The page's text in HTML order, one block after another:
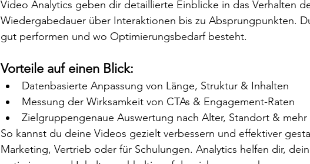
Video Analytics geben dir detaillierte Einblicke in das Verhalten
Wiedergabedauer über Interaktionen bis zu Absprungpunkten.
gut performen und wo Optimierungsbedarf besteht.
Vorteile auf einen Blick:
Datenbasierte Anpassung von Länge, Struktur & Inhalten
Messung der Wirksamkeit von CTAs & Engagement-Raten
Zielgruppengenaue Auswertung nach Alter, Standort & mehr
So kannst du deine Videos gezielt verbessern und effektiver
Marketing, Vertrieb oder für Schulungen. Analytics helfen dir,